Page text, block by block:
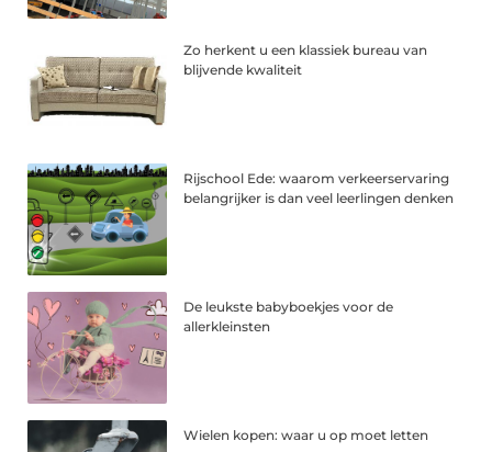
Zo herkent u een klassiek bureau van
blijvende kwaliteit
Rijschool Ede: waarom verkeerservaring
belangrijker is dan veel leerlingen denken
De leukste babyboekjes voor de
allerkleinsten
Wielen kopen: waar u op moet letten